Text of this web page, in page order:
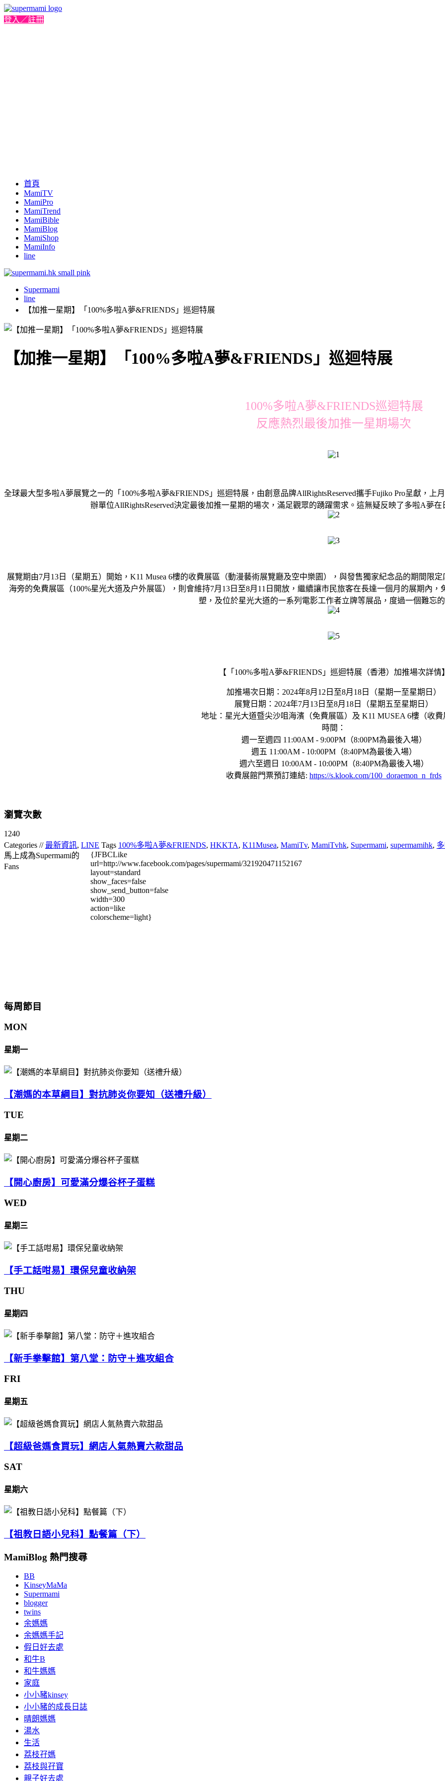
登入／註冊
首頁
MamiTV
MamiPro
MamiTrend
MamiBible
MamiBlog
MamiShop
MamiInfo
line
Supermami
line
【加推一星期】「100%多啦A夢&FRIENDS」巡迴特展
【加推一星期】「100%多啦A夢&FRIENDS」巡迴特展
100%多啦A夢&FRIENDS巡迴特展
反應熱烈最後加推一星期場次
全球最大型多啦A夢展覽之一的「100%多啦A夢&FRIENDS」巡迴特展，由創意品牌AllRightsReserved攜手Fujiko Pro呈獻，
辦單位AllRightsReserved決定最後加推一星期的場次，滿足觀眾的踴躍需求。這無疑反映了多啦A夢
展覽期由7月13日（星期五）開始，K11 Musea 6樓的收費展區（動漫藝術展覽廳及空中樂園），與發售獨家紀念品的期間限
海旁的免費展區（100%星光大道及户外展區），則會維持7月13日至8月11日開放，繼續讓市民旅客在長達一個月的展期內
塑，及位於星光大道的一系列電影工作者立牌等展品，度過一個難忘的
【「100%多啦A夢&FRIENDS」巡迴特展（香港）加推場次詳情】
加推場次日期：2024年8月12日至8月18日（星期一至星期日）
展覽日期：2024年7月13日至8月18日（星期五至星期日）
地址：星光大道暨尖沙咀海濱（免費展區）及 K11 MUSEA 6樓（收費
時間：
週一至週四 11:00AM - 9:00PM（8:00PM為最後入場）
週五 11:00AM - 10:00PM（8:40PM為最後入場）
週六至週日 10:00AM - 10:00PM（8:40PM為最後入場）
收費展館門票預訂連結: https://s.klook.com/100_doraemon_n_frds
瀏覽次數
1240
Categories // 最新資訊, LINE Tags 100%多啦A夢&FRIENDS, HKKTA, K11Musea, MamiTv, MamiTvhk, Supermami, supermamihk,
馬上成為Supermami的
Fans
{JFBCLike
url=http://www.facebook.com/pages/supermami/321920471152167
layout=standard
show_faces=false
show_send_button=false
width=300
action=like
colorscheme=light}
每周節目
MON
星期一
【潮媽的本草綱目】對抗肺炎你要知（送禮升級）
TUE
星期二
【開心廚房】可愛滿分爆谷杯子蛋糕
WED
星期三
【手工話咁易】環保兒童收納架
THU
星期四
【新手拳擊館】第八堂：防守＋進攻組合
FRI
星期五
【超級爸媽食買玩】網店人氣熱賣六款甜品
SAT
星期六
【祖教日語小兒科】點餐篇（下）
MamiBlog 熱門搜尋
BB
KinseyMaMa
Supermami
blogger
twins
余媽媽
余媽媽手記
假日好去處
和牛B
和牛媽媽
家庭
小小豬kinsey
小小豬的成長日誌
晴朗媽媽
湯水
生活
荔枝孖媽
荔枝與孖寶
親子好去處